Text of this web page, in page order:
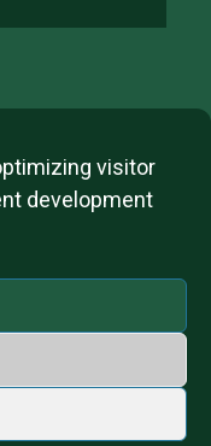
visitor
development
Hungary
2-42